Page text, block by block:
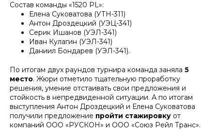
Состав команды «1520 PL»:
Елена Суковатова (УТН-311)
Антон Дроздецкий (УЭЦ-341)
Серик Ишанов (УЭЛ-341)
Иван Кулагин (УЭЛ-341)
Даниил Бондарев (УЭЛ-341).
По итогам двух раундов турнира команда заняла 5
место. Жюри отметило тщательную проработку
решения, умение отстаивать свои предложения и
стойкость в непредвиденной ситуации. А по итогам
выступления Антон Дроздецкий и Елена Суковатова
получили предложение пройти стажировку от
компаний ООО «РУСКОН» и ООО «Союз Рейл Транс».